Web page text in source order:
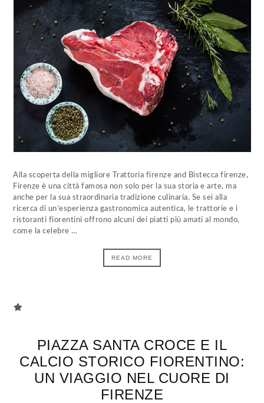
Alla scoperta della migliore Trattoria firenze and Bistecca firenze,
Firenze è una città famosa non solo per la sua storia e arte, ma
anche per la sua straordinaria tradizione culinaria. Se sei alla
ricerca di un’esperienza gastronomica autentica, le trattorie e i
ristoranti fiorentini offrono alcuni dei piatti più amati al mondo,
come la celebre …
READ MORE
PIAZZA SANTA CROCE E IL
CALCIO STORICO FIORENTINO:
UN VIAGGIO NEL CUORE DI
FIRENZE